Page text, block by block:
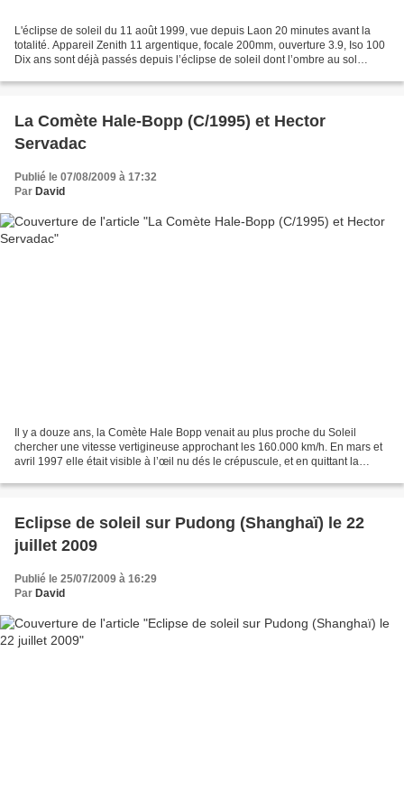
L'éclipse de soleil du 11 août 1999, vue depuis Laon 20 minutes avant la
totalité. Appareil Zenith 11 argentique, focale 200mm, ouverture 3.9, Iso 100
Dix ans sont déjà passés depuis l’éclipse de soleil dont l’ombre au sol
La Comète Hale-Bopp (C/1995) et Hector
Servadac
Publié le 07/08/2009 à 17:32
Par David
Il y a douze ans, la Comète Hale Bopp venait au plus proche du Soleil
chercher une vitesse vertigineuse approchant les 160.000 km/h. En mars et
avril 1997 elle était visible à l’œil nu dés le crépuscule, et en quittant la
Eclipse de soleil sur Pudong (Shanghaï) le 22
juillet 2009
Publié le 25/07/2009 à 16:29
Par David